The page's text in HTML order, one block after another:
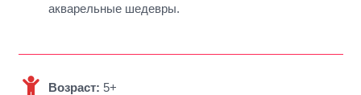
акварельные шедевры.
Возраст: 5+